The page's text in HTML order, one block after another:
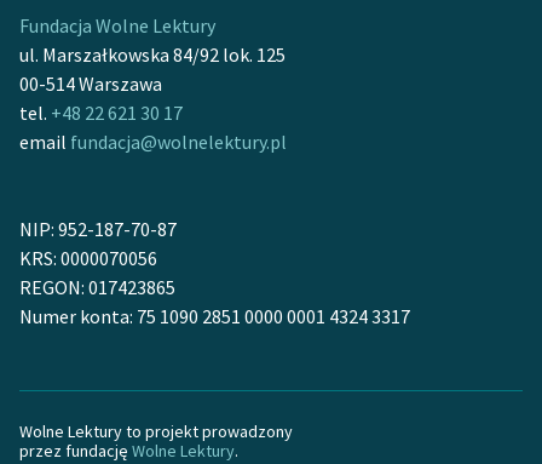
Logotypy
Materiały promocyjne
Polityka prywatności
Dane fundacji i
sprawozdania finansowe
Regulamin darowizn
wrażliwych
Deklaracja dostępności
Fundacja Wolne Lektury
ul. Marszałkowska 84/92 lok. 125
00-514 Warszawa
tel. +48 22 621 30 17
email fundacja@wolnelektury.pl
NIP: 952-187-70-87
KRS: 0000070056
REGON: 017423865
Numer konta: 75 1090 2851 0000 0001 4324 3317
Wolne Lektury to projekt prowadzony
przez fundację Wolne Lektury.